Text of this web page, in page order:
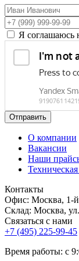
Я соглашаюсь
Отправить
О компании
Вакансии
Наши
Контакты
Офис: Москва, 1-
Склад: Москва,
Связаться с нами
+7 (495) 225-99-45
Время работы: с